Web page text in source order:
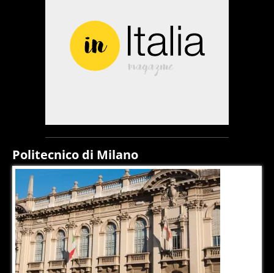
Politecnico di Milano